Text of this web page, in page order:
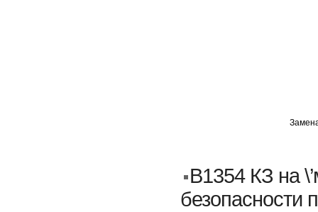
B1354 КЗ на
безопасности